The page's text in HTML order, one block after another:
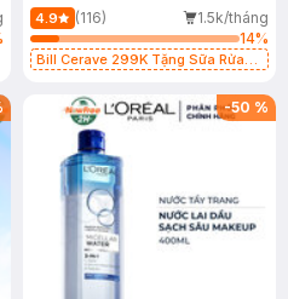
473ml
4.9 (116)
1.5k/tháng
14%
Bill Cerave 299K Tặng Sữa Rửa
-50 %